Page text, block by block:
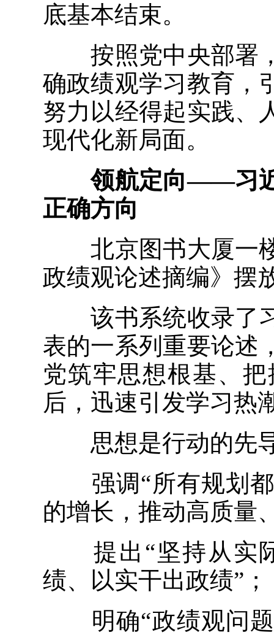
底基本结束。
按照党中央部署，
确政绩观学习教育，
努力以经得起实践、
现代化新局面。
领航定向——习近
正确方向
北京图书大厦一楼
政绩观论述摘编》摆
该书系统收录了习
表的一系列重要论述
党筑牢思想根基、
后，迅速引发学习热
思想是行动的先导
强调“所有规划都
的增长，推动高质量
提出“坚持从实际
绩、以实干出政绩”；
明确“政绩观问题